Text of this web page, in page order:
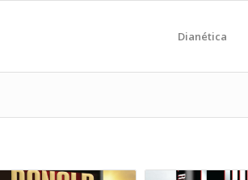
Dianética